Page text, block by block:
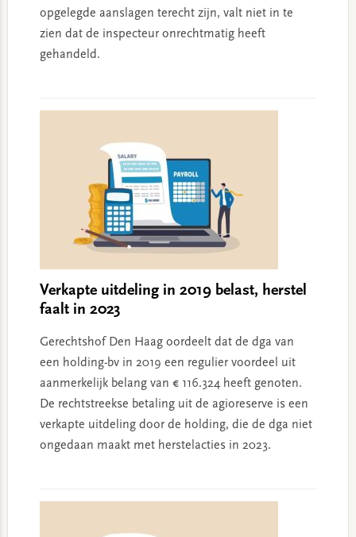
opgelegde aanslagen terecht zijn, valt niet in te
zien dat de inspecteur onrechtmatig heeft
gehandeld.
Verkapte uitdeling in 2019 belast, herstel
faalt in 2023
Gerechtshof Den Haag oordeelt dat de dga van
een holding-bv in 2019 een regulier voordeel uit
aanmerkelijk belang van € 116.324 heeft genoten.
De rechtstreekse betaling uit de agioreserve is een
verkapte uitdeling door de holding, die de dga niet
ongedaan maakt met herstelacties in 2023.